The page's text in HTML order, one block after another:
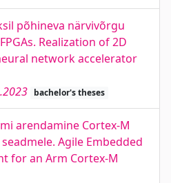
põhineva närvivõrgu
Realization of 2D
network accelerator
bachelor's theses
arendamine Cortex-M
Agile Embedded
for an Arm Cortex-M